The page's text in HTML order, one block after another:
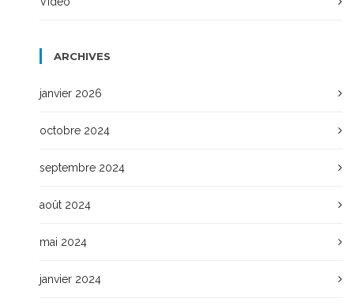
ARCHIVES
janvier 2026
octobre 2024
septembre 2024
août 2024
mai 2024
janvier 2024